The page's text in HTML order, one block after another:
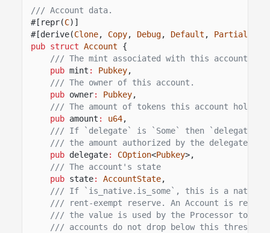
/// Account data.
#[repr(C)]
#[derive(Clone, Copy, Debug, Default , PartialEq
pub struct Account
{
/// The mint associated with this account
pub mint : Pubkey,
/// The owner of this account.
pub owner: Pubkey,
/// The amount of tokens this account holds.
pub amount : u64,
/// If `delegate` is `Some` then
/// the amount authorized by the delegate
pub delegate: COption<Pubkey>,
/// The account's state
pub state: AccountState,
/// If `is_native.is_some`, this is a native
/// rent-exempt reserve. An Account is
/// the value is used by the Processor to
/// accounts do not drop below this